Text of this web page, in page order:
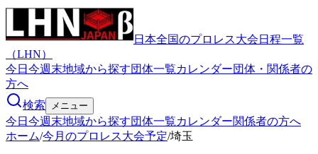
日本全国のプロレス大会日程一覧
（LHN）
今日 今週末地域から探す団体一覧カレンダー団体・関係者の
方へ
検索
メニュー
今日 今週末地域から探す団体一覧カレンダー関係者の方へ
ホーム/今月のプロレス大会予定/埼玉